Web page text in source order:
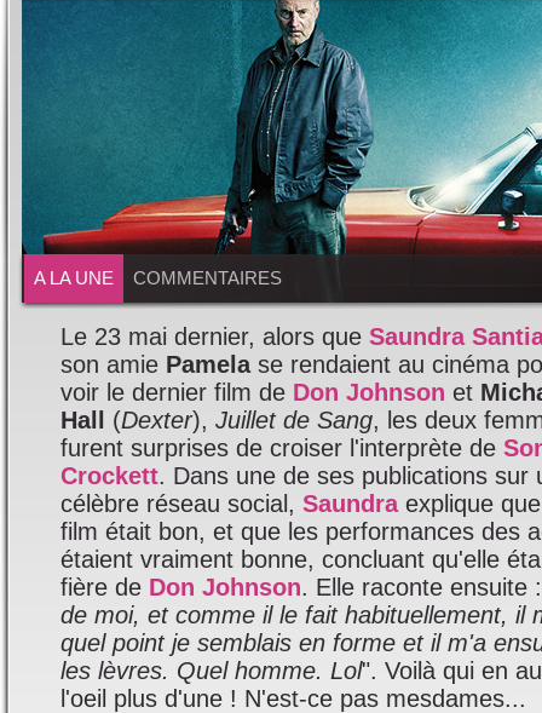
A LA UNE COMMENTAIRES
Le 23 mai dernier, alors que Saundra
son amie Pamelase rendaient au cinéma
voir le dernier film de Don Johnson et
Hall
(Dexter), Juillet de Sang, les deux
furent surprises de croiser l'interprète de
Crockett. Dans une de ses publications sur
célèbre réseau social, Saundraexplique
film était bon, et que les performances des
étaient vraiment bonne, concluant qu'elle
fière de Don Johnson. Elle raconte ensuite
de moi, et comme il le fait habituellement, il
quel point je semblais en forme et il m'a
les lèvres. Quel homme. Lol". Voilà qui en
l'oeil plus d'une ! N'est-ce pas mesdames...